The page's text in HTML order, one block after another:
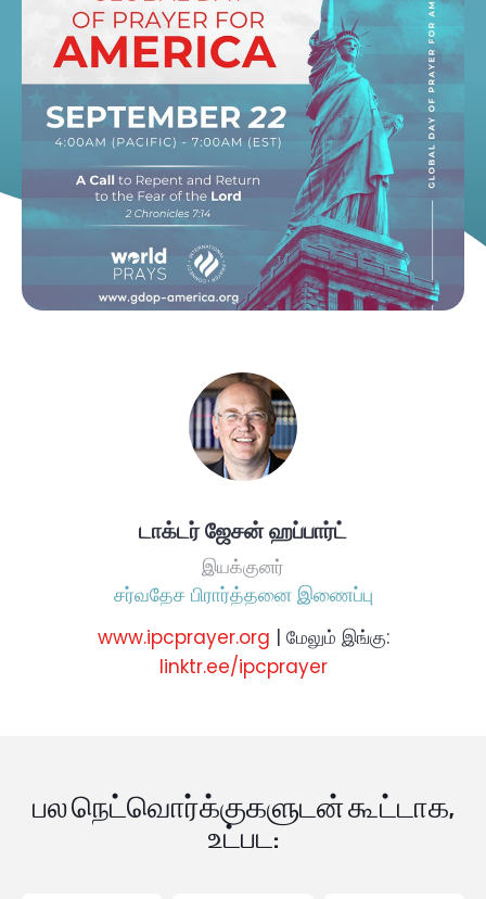
டாக்டர் ஜேசன் ஹப்பார்ட்
இயக்குனர்
சர்வதேச பிரார்த்தனை இணைப்பு
www.ipcprayer.org | மேலும் இங்கு:
linktr.ee/ipcprayer
பல நெட்வொர்க்குகளுடன் கூட்டாக,
உட்பட: